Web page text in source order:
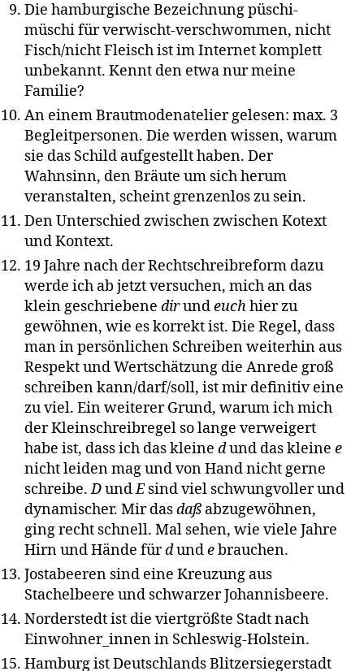
Die hamburgische Bezeichnung püschi-
müschi für verwischt-verschwommen, nicht
Fisch/nicht Fleisch ist im Internet komplett
unbekannt. Kennt den etwa nur meine
Familie?
An einem Brautmodenatelier gelesen: max. 3
Begleitpersonen. Die werden wissen, warum
sie das Schild aufgestellt haben. Der
Wahnsinn, den Bräute um sich herum
veranstalten, scheint grenzenlos zu sein.
Den Unterschied zwischen zwischen Kotext
und Kontext.
19 Jahre nach der Rechtschreibreform dazu
werde ich ab jetzt versuchen, mich an das
klein geschriebene dirundeuchhier zu
gewöhnen, wie es korrekt ist. Die Regel, dass
man in persönlichen Schreiben weiterhin aus
Respekt und Wertschätzung die Anrede groß
schreiben kann/darf/soll, ist mir definitiv eine
zu viel. Ein weiterer Grund, warum ich mich
der Kleinschreibregel so lange verweigert
habe ist, dass ich das kleine dund das kleine e
nicht leiden mag und von Hand nicht gerne
schreibe.DundEsind viel schwungvoller und
dynamischer. Mir dasdaß abzugewöhnen,
ging recht schnell. Mal sehen, wie viele Jahre
Hirn und Hände fürdundebrauchen.
Jostabeeren sind eine Kreuzung aus
Stachelbeere und schwarzer Johannisbeere.
Norderstedt ist die viertgrößte Stadt nach
Einwohner_innen in Schleswig-Holstein.
Hamburg ist Deutschlands Blitzersiegerstadt